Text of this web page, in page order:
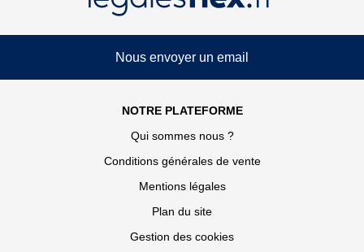
Nous envoyer un email
NOTRE PLATEFORME
Qui sommes nous ?
Conditions générales de vente
Mentions légales
Plan du site
Gestion des cookies